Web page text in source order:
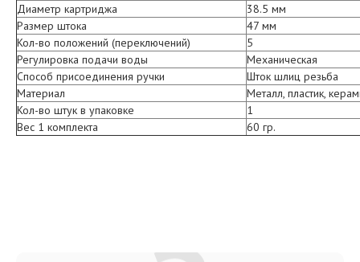
Диаметр картриджа
38.5 мм
Размер штока
47 мм
Кол-во положений (переключений)
5
Регулировка подачи воды
Механическая
Способ присоединения ручки
Шток шлиц резьба
Материал
Металл, пластик,
Кол-во штук в упаковке
1
Вес 1 комплекта
60 гр.